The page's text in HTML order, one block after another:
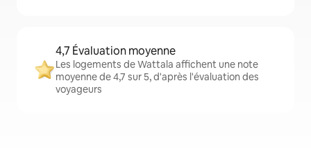
4,7 Évaluation moyenne
Les logements de Wattala affichent une note
moyenne de 4,7 sur 5, d'après l'évaluation des
voyageurs